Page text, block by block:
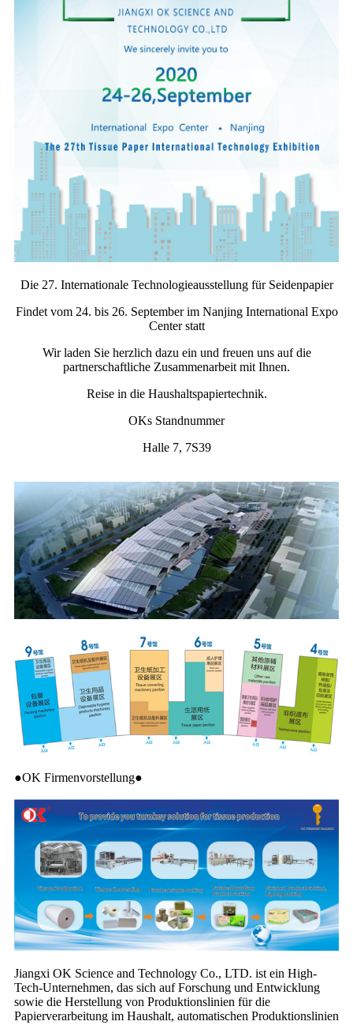
Die 27. Internationale Technologieausstellung für Seidenpapier
Findet vom 24. bis 26. September im Nanjing International Expo
Center statt
Wir laden Sie herzlich dazu ein und freuen uns auf die
partnerschaftliche Zusammenarbeit mit Ihnen.
Reise in die Haushaltspapiertechnik.
OKs Standnummer
Halle 7, 7S39
●OK Firmenvorstellung●
Jiangxi OK Science and Technology Co., LTD. ist ein High-
Tech-Unternehmen, das sich auf Forschung und Entwicklung
sowie die Herstellung von Produktionslinien für die
Papierverarbeitung im Haushalt, automatischen Produktionslinien